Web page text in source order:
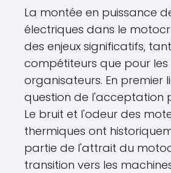
La montée en puissance
électriques dans le
des enjeux significatifs,
compétiteurs que pour les
organisateurs. En premier
question de l'acceptation
Le bruit et l'odeur des
thermiques ont
partie de l'attrait du
transition vers les